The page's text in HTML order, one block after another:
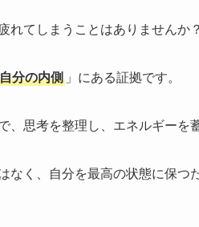
れてしまうことはありませんか？
自分の内側 」にある証拠です。
、思考を整理し、エネルギーを
なく、自分を最高の状態に保つ